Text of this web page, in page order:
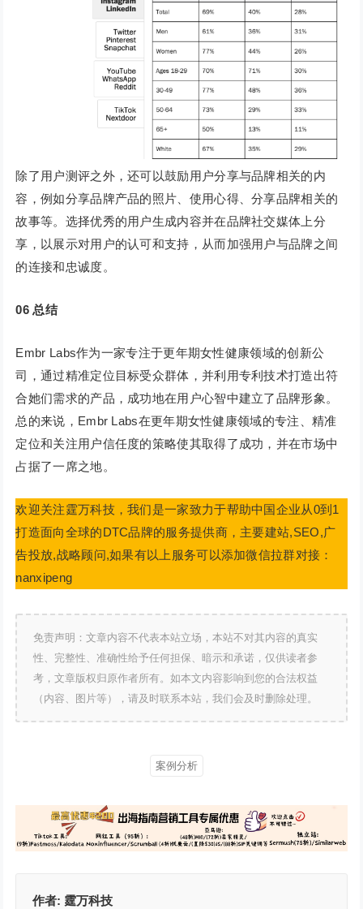
除了用户测评之外，还可以鼓励用户分享与品牌相关的内
容，例如分享品牌产品的照片、使用心得、分享品牌相关的
故事等。选择优秀的用户生成内容并在品牌社交媒体上分
享，以展示对用户的认可和支持，从而加强用户与品牌之间
的连接和忠诚度。
06 总结
Embr Labs作为一家专注于更年期女性健康领域的创新公
司，通过精准定位目标受众群体，并利用专利技术打造出符
合她们需求的产品，成功地在用户心智中建立了品牌形象。
总的来说，Embr Labs在更年期女性健康领域的专注、精准
定位和关注用户信任度的策略使其取得了成功，并在市场中
占据了一席之地。
欢迎关注霆万科技，我们是一家致力于帮助中国企业从0到1
打造面向全球的DTC品牌的服务提供商，主要建站,SEO,广
告投放,战略顾问,如果有以上服务可以添加微信拉群对接：
nanxipeng
免责声明：文章内容不代表本站立场，本站不对其内容的真实
性、完整性、准确性给予任何担保、暗示和承诺，仅供读者参
考，文章版权归原作者所有。如本文内容影响到您的合法权益
（内容、图片等），请及时联系本站，我们会及时删除处理。
案例分析
作者: 霆万科技